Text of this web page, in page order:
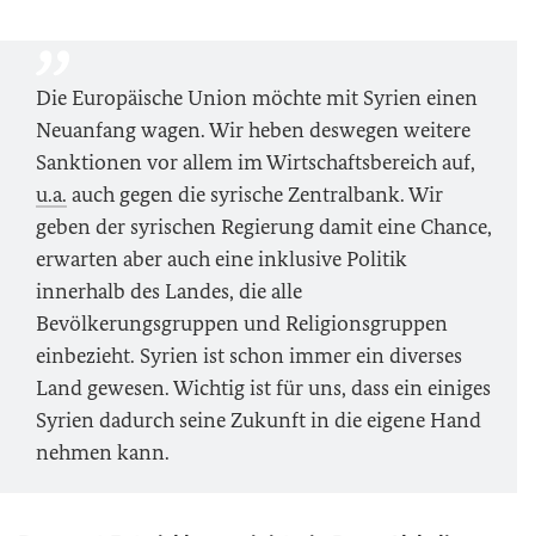
Die Europäische Union möchte mit Syrien einen
Neuanfang wagen. Wir heben deswegen weitere
Sanktionen vor allem im Wirtschaftsbereich auf,
u.a. auch gegen die syrische Zentralbank. Wir
geben der syrischen Regierung damit eine Chance,
erwarten aber auch eine inklusive Politik
innerhalb des Landes, die alle
Bevölkerungsgruppen und Religionsgruppen
einbezieht. Syrien ist schon immer ein diverses
Land gewesen. Wichtig ist für uns, dass ein einiges
Syrien dadurch seine Zukunft in die eigene Hand
nehmen kann.